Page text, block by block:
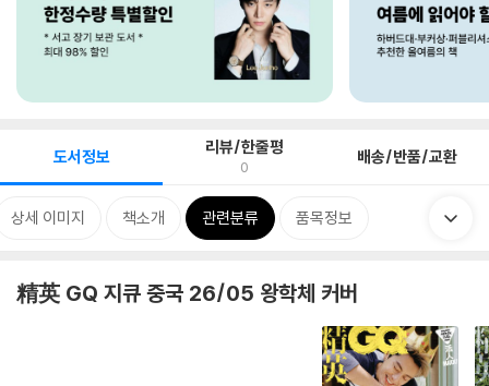
도서정보 리뷰/한줄평
0 배송/반품/교환
상세 이미지 책소개 관련분류 품목정보
精英 GQ 지큐 중국 26/05 왕학체 커버